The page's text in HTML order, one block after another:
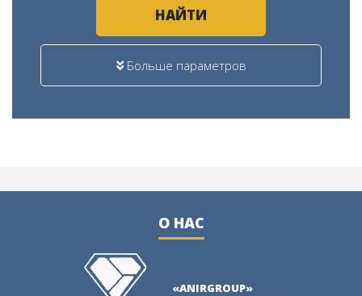
НАЙТИ
Больше параметров
О НАС
«ANIRGROUP»